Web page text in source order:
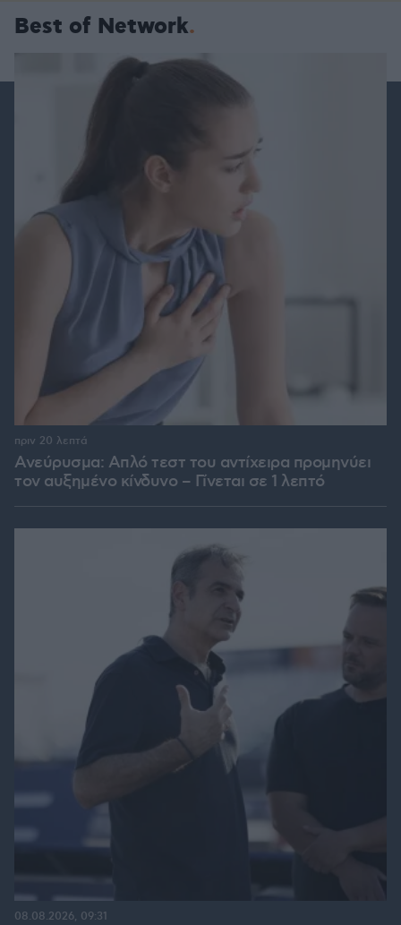
Best of Network
Ανεύρυσμα: Απλό τεστ του αντίχειρα προμηνύει
τον αυξημένο κίνδυνο – Γίνεται σε 1 λεπτό
πριν 20 λεπτά
08.08.2026, 09:31